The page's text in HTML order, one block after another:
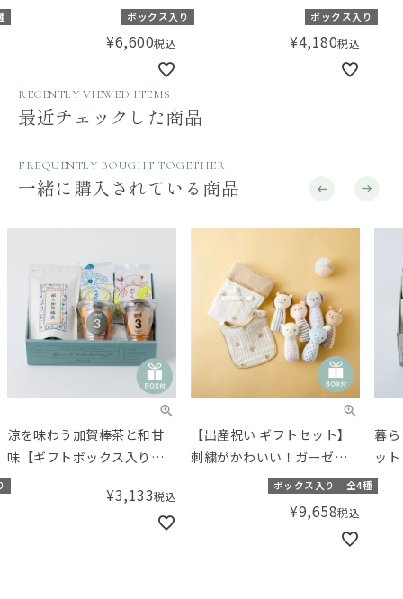
ゼ オーガニックギフト ブル
ー【ギフトボックス入り】
／Amingオリジナルセット
ボックス入り
¥6,600税込
平糖 ブルー
ボックス入り
¥4,180税込
ッ
RECENTLY VIEWED ITEMS
最近チェックした商品
FREQUENTLY BOUGHT TOGETHER
一緒に購入されている商品
涼を味わう加賀棒茶と和甘
味【ギフトボックス入り】
／Amingオリジナルセット
¥3,133税込
【出産祝い ギフトセット】
刺繍がかわいい！ガーゼお
くるみ＆スタイと布おもち
ゃのセット【ギフトボック
ス入り】／Amingオリジナ
ボックス入り 全4種
¥9,658税込
暮
ッ
り